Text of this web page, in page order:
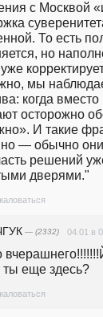
с Москвой
То есть
но
мы
когда
осторожно
И такие
— обычно
решений
дверями."
— (2332) 04.01 в
ты еще здесь?